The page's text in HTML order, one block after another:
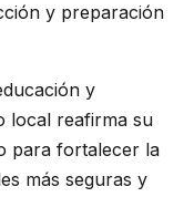
y preparación
y
local reafirma su
para fortalecer la
más seguras y